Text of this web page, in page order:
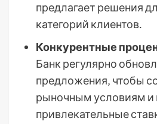
предлагает решения
категорий клиентов․
Конкурентные
Банк регулярно
предложения‚ чтобы
рыночным условиям и
привлекательные